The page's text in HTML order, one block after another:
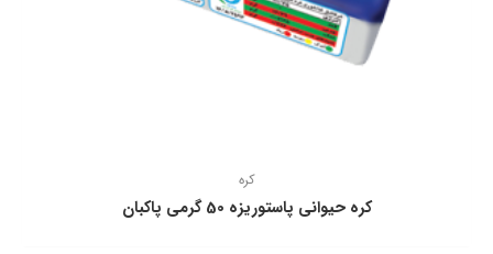
کره
كره حيوانی پاستوريزه 50 گرمی پاكبان